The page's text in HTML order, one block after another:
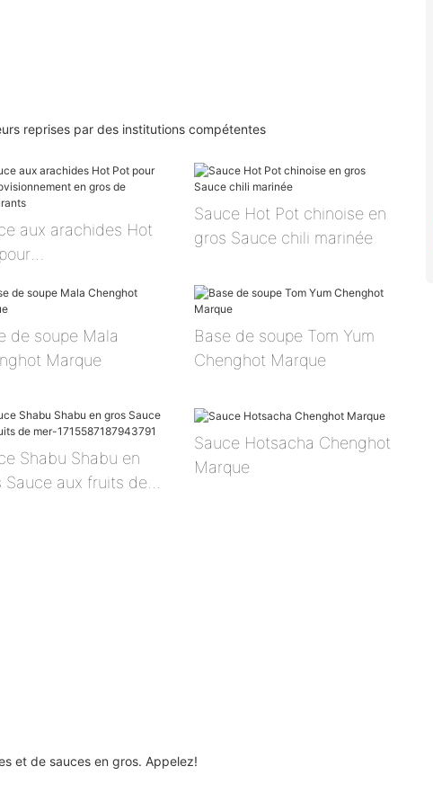
reprises par des institutions compétentes
aux arachides Hot
Sauce Hot Pot chinoise en
gros Sauce chili marinée
de soupe Mala
Marque
Base de soupe Tom Yum
Chenghot Marque
Shabu Shabu en
Sauce aux fruits de
Sauce Hotsacha Chenghot
Marque
et de sauces en gros. Appelez!